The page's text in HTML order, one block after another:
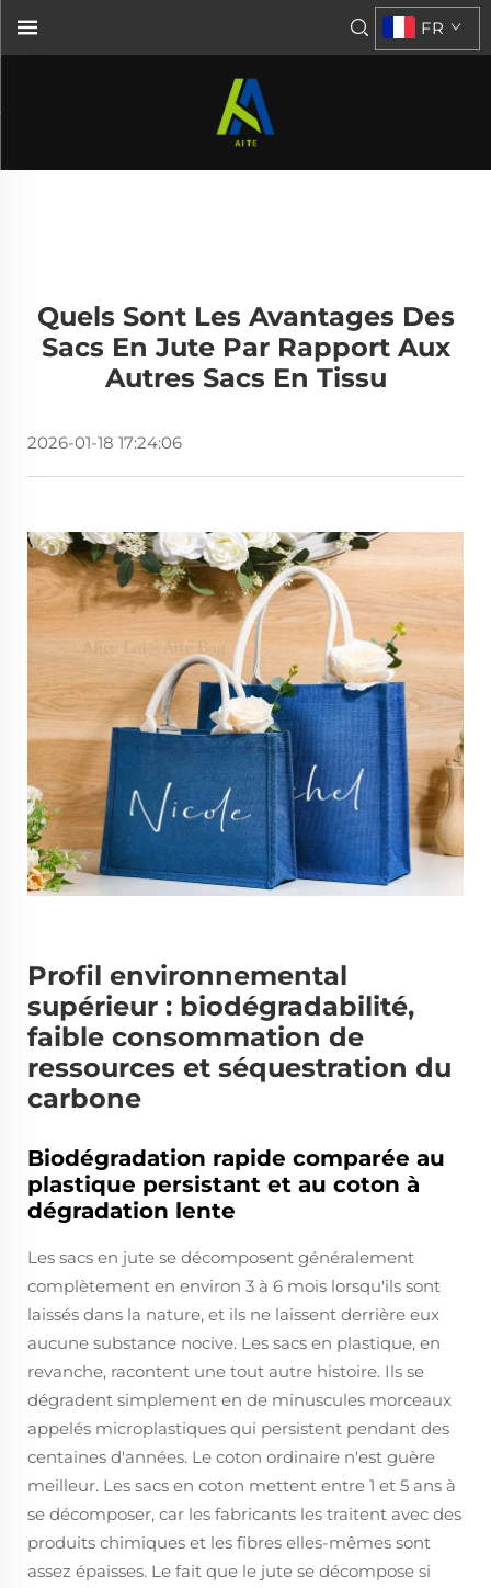
FR
Quels Sont Les Avantages Des
Sacs En Jute Par Rapport Aux
Autres Sacs En Tissu
2026-01-18 17:24:06
Profil environnemental
supérieur : biodégradabilité,
faible consommation de
ressources et séquestration du
carbone
Biodégradation rapide comparée au
plastique persistant et au coton à
dégradation lente
Les sacs en jute se décomposent généralement
complètement en environ 3 à 6 mois lorsqu'ils sont
laissés dans la nature, et ils ne laissent derrière eux
aucune substance nocive. Les sacs en plastique, en
revanche, racontent une tout autre histoire. Ils se
dégradent simplement en de minuscules morceaux
appelés microplastiques qui persistent pendant des
centaines d'années. Le coton ordinaire n'est guère
meilleur. Les sacs en coton mettent entre 1 et 5 ans à
se décomposer, car les fabricants les traitent avec des
produits chimiques et les fibres elles-mêmes sont
assez épaisses. Le fait que le jute se décompose si